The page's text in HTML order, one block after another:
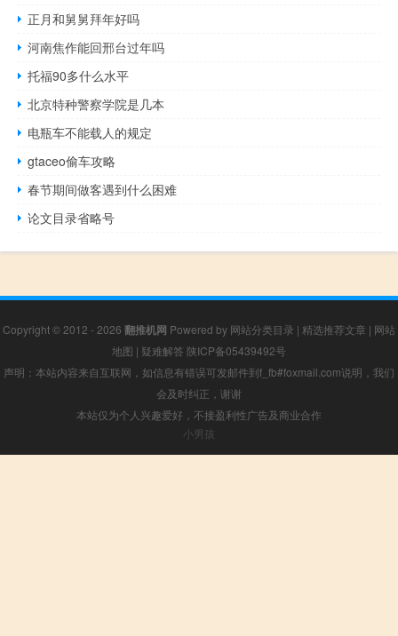
正月和舅舅拜年好吗
河南焦作能回邢台过年吗
托福90多什么水平
北京特种警察学院是几本
电瓶车不能载人的规定
gtaceo偷车攻略
春节期间做客遇到什么困难
论文目录省略号
Copyright © 2012 - 2026 翻推机网 Powered by 网站分类目录 | 精选推荐文章 | 网站
地图 | 疑难解答 陕ICP备05439492号
声明：本站内容来自互联网，如信息有错误可发邮件到f_fb#foxmail.com说明，我们
会及时纠正，谢谢
本站仅为个人兴趣爱好，不接盈利性广告及商业合作
小男孩